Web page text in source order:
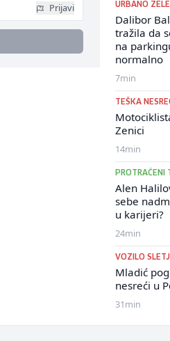
Prijavi URBANO
Dalibor
tražila da
na
normalno
7min
TEŠKA
Zenici
14min
PROTRAĆENI
Alen
sebe
u karijeri?
24min
VOZILO
Mladić
nesreći u
31min